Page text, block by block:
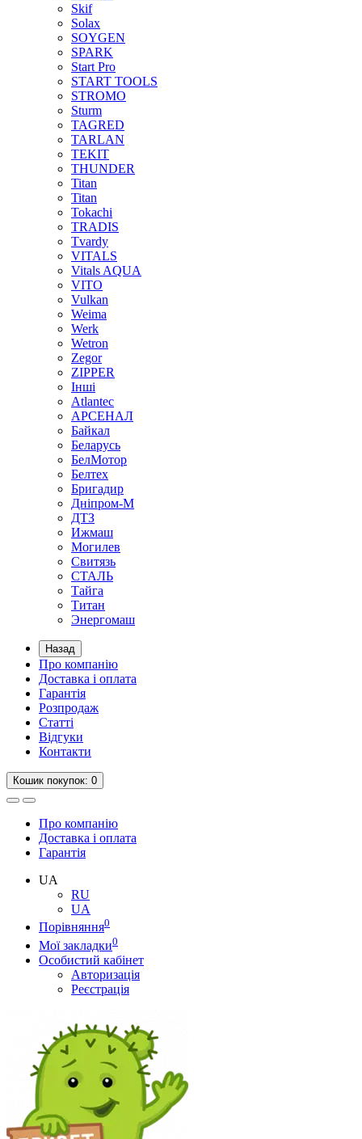
Skif
Solax
SOYGEN
SPARK
Start Pro
START TOOLS
STROMO
Sturm
TAGRED
TARLAN
TEKIT
THUNDER
Titan
Titan
Tokachi
TRADIS
Tvardy
VITALS
Vitals AQUA
VITO
Vulkan
Weima
Werk
Wetron
Zegor
ZIPPER
Інші
Аtlantec
АРСЕНАЛ
Байкал
Беларусь
БелМотор
Белтех
Бригадир
Дніпром-М
ДТЗ
Ижмаш
Могилев
Свитязь
СТАЛЬ
Тайга
Титан
Энергомаш
Назад
Про компанію
Доставка і оплата
Гарантія
Розпродаж
Статті
Відгуки
Контакти
Кошик покупок: 0
Про компанію
Доставка і оплата
Гарантія
UA
RU
UA
Порівняння0
Мої закладки0
Особистий кабінет
Авторизація
Реєстрація